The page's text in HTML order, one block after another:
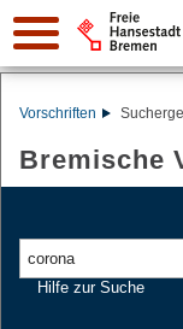
Vorschriften
Bremische
Hilfe zur Suche